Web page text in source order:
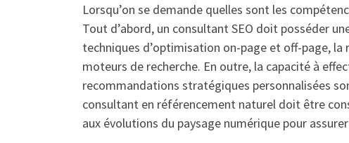
Lorsqu’on se demande quelles sont les
Tout d’abord, un consultant SEO doit posséder
techniques d’optimisation on-page et off-page, la
moteurs de recherche. En outre, la capacité à
recommandations stratégiques personnalisées
consultant en référencement naturel doit être
aux évolutions du paysage numérique pour